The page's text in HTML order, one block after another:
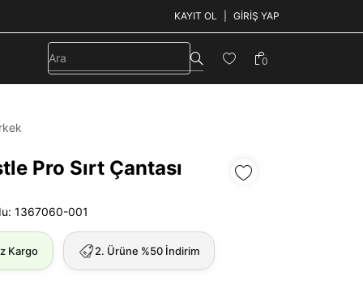
KAYIT OL GIRIŞ YAP
0
Pro Sırt Çantası
1367060-001
Kargo 2. Ürüne %50 İndirim